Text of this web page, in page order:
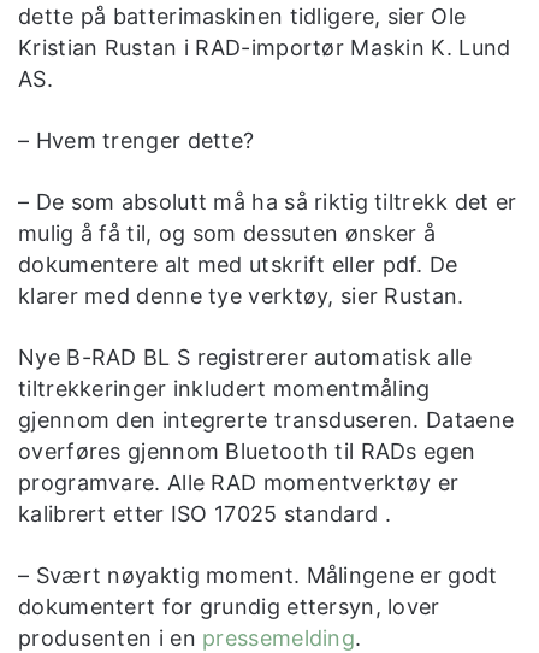
dette på batterimaskinen tidligere, sier Ole
Kristian Rustan i RAD-importør Maskin K. Lund
AS.
– Hvem trenger dette?
– De som absolutt må ha så riktig tiltrekk det er
mulig å få til, og som dessuten ønsker å
dokumentere alt med utskrift eller pdf. De
klarer med denne tye verktøy, sier Rustan.
Nye B-RAD BL S registrerer automatisk alle
tiltrekkeringer inkludert momentmåling
gjennom den integrerte transduseren. Dataene
overføres gjennom Bluetooth til RADs egen
programvare. Alle RAD momentverktøy er
kalibrert etter ISO 17025 standard .
– Svært nøyaktig moment. Målingene er godt
dokumentert for grundig ettersyn, lover
produsenten i en pressemelding.